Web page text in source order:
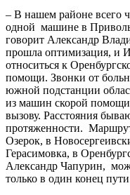
– В нашем районе всего
одной машине в
говорит Александр
прошла оптимизация, и
относиться к
помощи. Звонки от
южной подстанции
из машин скорой помощи
вызову. Расстояния
протяженности.
Озерок, в
Герасимовка, в
Александр Чапурин,
только в один конец